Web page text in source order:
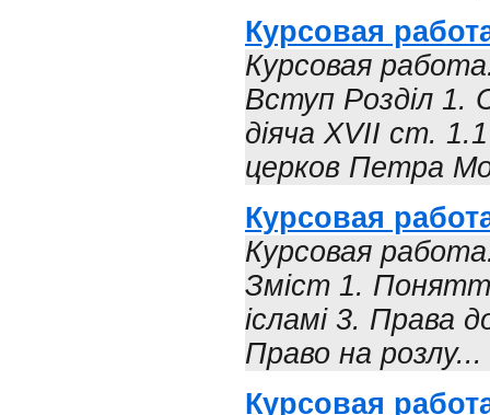
Курсовая
Курсовая
Вступ Розділ 1.
діяча XVII ст.
церков Петра
Курсовая
Курсовая
Зміст 1.
ісламі 3. Права
Право на розлу...
Курсовая